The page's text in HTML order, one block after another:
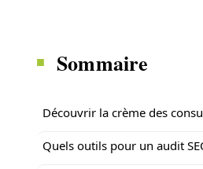
Sommaire
Découvrir la crème des
Quels outils pour un audit